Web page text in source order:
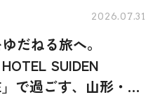
2026.07.31
だねる旅へ。
HOTEL SUIDEN
」で過ごす、山形・庄